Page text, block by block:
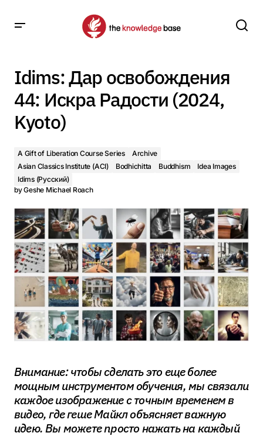
Kyoto)
Idims: Дар освобождения
44: Искра Радости (2024,
Kyoto)
A Gift of Liberation Course Series
Archive
Asian Classics Institute (ACI)
Bodhichitta Buddhism
Idea Images
Idims (Русский)
byGeshe Michael Roach
Внимание: чтобы сделать это еще более
мощным инструментом обучения, мы связали
каждое изображение с точным временем в
видео, где геше Майкл объясняет важную
идею. Вы можете просто нажать на каждый